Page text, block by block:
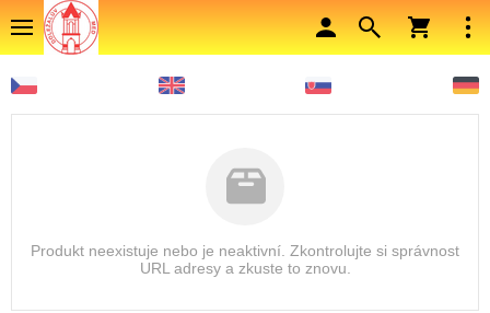
Produkt neexistuje nebo je neaktivní. Zkontrolujte si správnost
URL adresy a zkuste to znovu.